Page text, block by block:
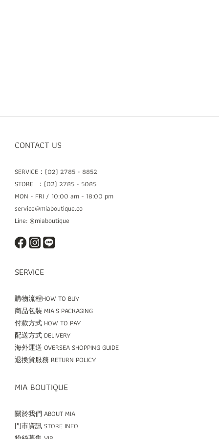
CONTACT US
SERVICE：(02) 2785 - 8852
STORE ：(02) 2785 - 5085
MON - FRI / 10:00 am - 18:00 pm
service@miaboutique.co
Line: @miaboutique
SERVICE
購物流程HOW TO BUY
商品包裝 MIA'S PACKAGING
付款方式 HOW TO PAY
配送方式 DELIVERY
海外運送 OVERSEA SHOPPING GUIDE
退換貨服務 RETURN POLICY
MIA BOUTIQUE
關於我們 ABOUT MIA
門市資訊 STORE INFO